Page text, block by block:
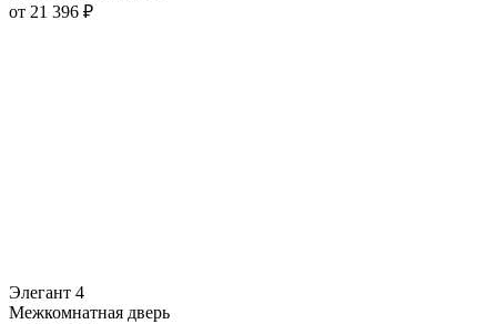
от 21 396 ₽
Элегант 4
Межкомнатная дверь